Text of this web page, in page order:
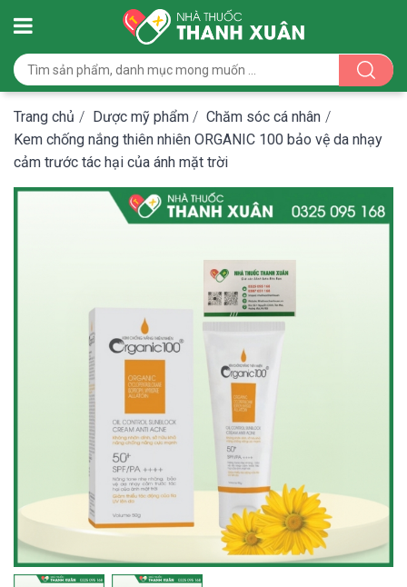
Trang chủ / Dược mỹ phẩm / Chăm sóc cá nhân /
Kem chống nắng thiên nhiên ORGANIC 100 bảo vệ da nhạy
cảm trước tác hại của ánh mặt trời